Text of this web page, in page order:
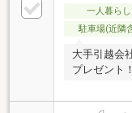
一人暮らし
駐車場(近隣
大手引越会
プレゼント！